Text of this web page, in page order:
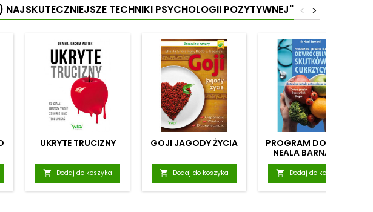
TECHNIKI PSYCHOLOGII POZYTYWNEJ" >
<
UKRYTE TRUCIZNY
 Dodaj do koszyka
GOJI JAGODY ŻYCIA
 Dodaj do koszyka
PROGRAM DOKTORA
NEALA BARNARDA
DLA ODWRÓCENIA
SKUTKÓW CUKRZYCY
 Dodaj do koszyka